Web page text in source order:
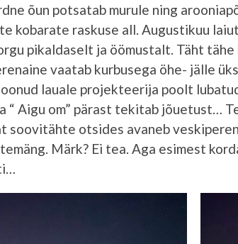
õun potsatab murule ning
kobarate raskuse all. Augustikuu
pikaldaselt ja öömustalt. Täht
vaatab kurbusega öhe- jälle
lauale projekteerija poolt
“ Aigu om” pärast tekitab jõuetust…
soovitähte otsides avaneb
Märk? Ei tea. Aga esimest